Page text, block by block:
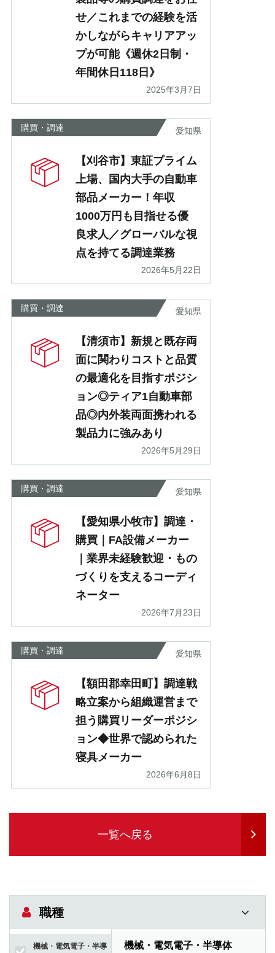
せ／これまでの経験を活
かしながらキャリアアッ
プが可能《週休2日制・
年間休日118日》
2025年3月7日
購買・調達 愛知県
【刈谷市】東証プライム
上場、国内大手の自動車
部品メーカー！年収
1000万円も目指せる優
良求人／グローバルな視
点を持てる調達業務
2026年5月22日
購買・調達 愛知県
【清須市】新規と既存両
面に関わりコストと品質
の最適化を目指すポジシ
ョン◎ティア1自動車部
品◎内外装両面携われる
製品力に強みあり
2026年5月29日
購買・調達 愛知県
【愛知県小牧市】調達・
購買｜FA設備メーカー
｜業界未経験歓迎・もの
づくりを支えるコーディ
ネーター
2026年7月23日
購買・調達 愛知県
【額田郡幸田町】調達戦
略立案から組織運営まで
担う購買リーダーポジシ
ョン◆世界で認められた
寝具メーカー
2026年6月8日
一覧へ戻る
職種
機械・電気電子・半導
機械・電気電子・半導体